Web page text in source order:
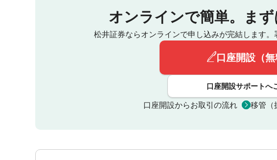
オンラインで簡単。 ま
松井証券ならオンラインで申し込みが完結します。
口座開設（無
口座開設サポートへ
口座開設からお取引の流れ 移管（